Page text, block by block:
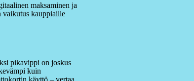
maksaminen ja
vaikutus kauppiaille
pikavippi on joskus
kuin
käyttö – vertaa